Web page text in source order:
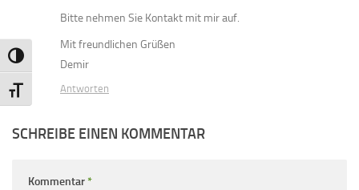
Umschalten auf hohe Kontraste
Schrift vergrößern
Bitte nehmen Sie Kontakt mit mir auf.
Mit freundlichen Grüßen
Demir
Antworten
SCHREIBE EINEN KOMMENTAR
Kommentar*